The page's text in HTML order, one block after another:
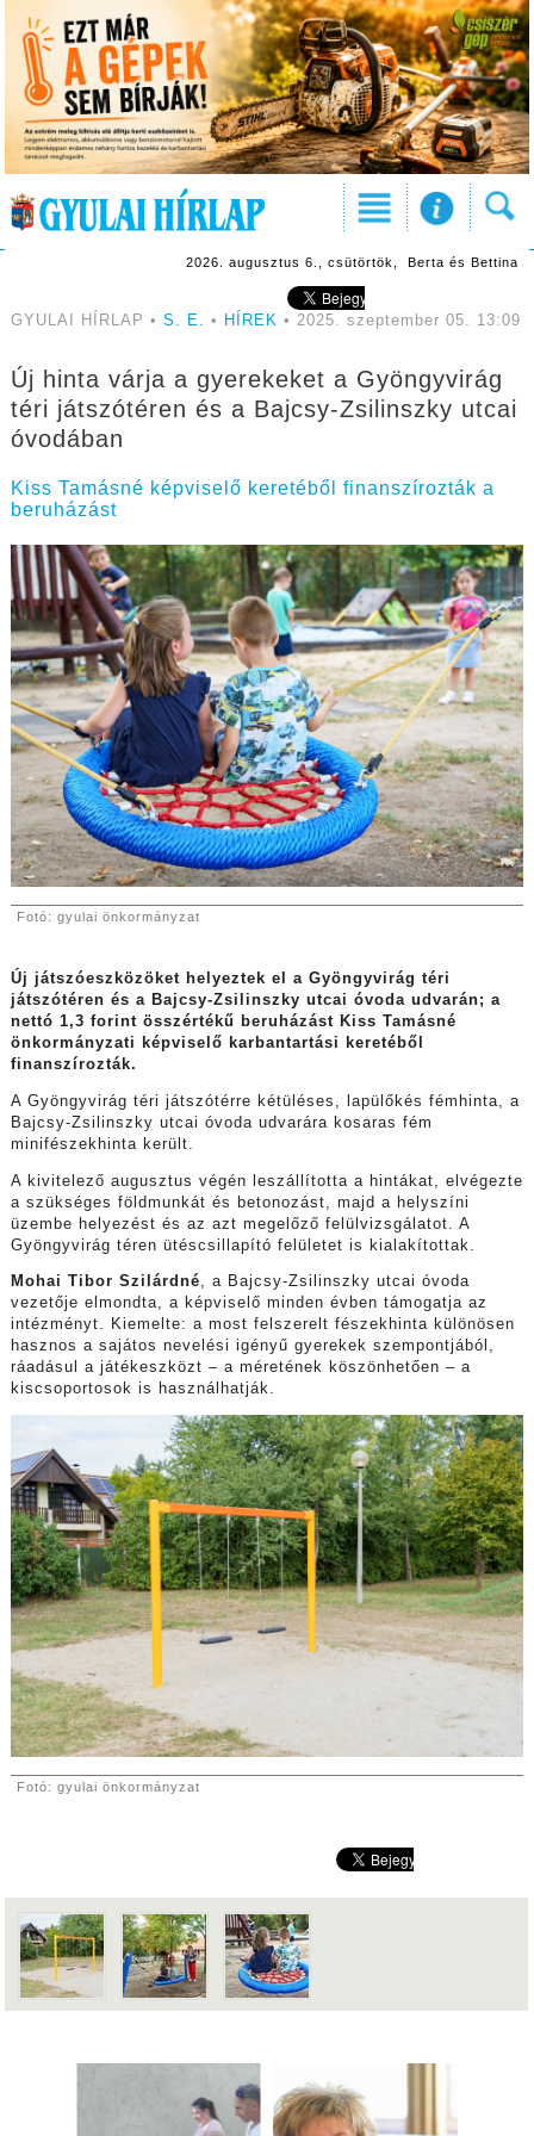
2026. augusztus 6., csütörtök, Berta és Bettina
GYULAI HÍRLAP • S. E. • HÍREK • 2025. szeptember 05. 13:09
Új hinta várja a gyerekeket a Gyöngyvirág
téri játszótéren és a Bajcsy-Zsilinszky utcai
óvodában
Kiss Tamásné képviselő keretéből finanszírozták a
beruházást
Fotó: gyulai önkormányzat
Új játszóeszközöket helyeztek el a Gyöngyvirág téri
játszótéren és a Bajcsy-Zsilinszky utcai óvoda udvarán; a
nettó 1,3 forint összértékű beruházást Kiss Tamásné
önkormányzati képviselő karbantartási keretéből
finanszírozták.
A Gyöngyvirág téri játszótérre kétüléses, lapülőkés fémhinta, a
Bajcsy-Zsilinszky utcai óvoda udvarára kosaras fém
minifészekhinta került.
A kivitelező augusztus végén leszállította a hintákat, elvégezte
a szükséges földmunkát és betonozást, majd a helyszíni
üzembe helyezést és az azt megelőző felülvizsgálatot. A
Gyöngyvirág téren ütéscsillapító felületet is kialakítottak.
Mohai Tibor Szilárdné, a Bajcsy-Zsilinszky utcai óvoda
vezetője elmondta, a képviselő minden évben támogatja az
intézményt. Kiemelte: a most felszerelt fészekhinta különösen
hasznos a sajátos nevelési igényű gyerekek szempontjából,
ráadásul a játékeszközt – a méretének köszönhetően – a
kiscsoportosok is használhatják.
Fotó: gyulai önkormányzat